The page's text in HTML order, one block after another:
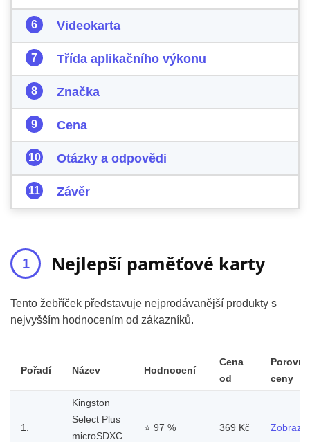
Videokarta
Třída aplikačního výkonu
Značka
Cena
Otázky a odpovědi
Závěr
Nejlepší paměťové karty
Tento žebříček představuje nejprodávanější produkty s
nejvyšším hodnocením od zákazníků.
Pořadí Název Hodnocení
Cena
od
ceny
1.
Kingston
Select Plus
microSDXC
⭐ 97 % 369 Kč Zobrazit